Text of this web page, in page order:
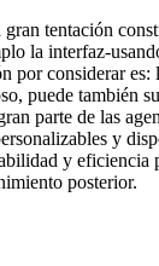
gran tentación
la interfaz-
por considerar es:
puede también
parte de las
y
y eficiencia
posterior.